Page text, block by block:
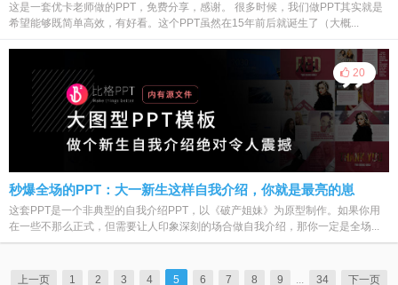
这是一套优卡老师做的PPT，免费分享，感谢。 很多时候，我们做PPT其实就是
希望能够既简单高效，有好看。这个PPT虽然在15年前后就诞生了（大概...
20
秒爆全场的PPT：大一新生这样自我介绍，你就是最亮的崽
这套PPT是一个非典型的自我介绍PPT，以《破产姐妹》为原型制作。如果你用
在一些不那么正式，但需要让人印象深刻的场合做自我介绍，那你一定是全场...
上一页 1 2 3 4 5 6 7 8 9 ... 34 下一页